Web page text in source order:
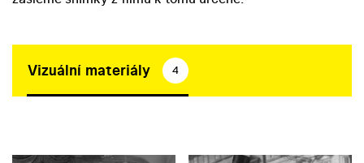
Vizuální materiály 4